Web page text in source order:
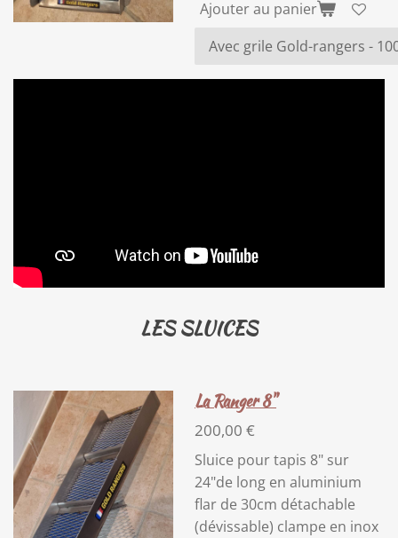
Ajouter au panier
LES SLUICES
La Ranger 8"
200,00 €
Sluice pour tapis 8" sur
24"de long en aluminium
flar de 30cm détachable
(dévissable) clampe en inox